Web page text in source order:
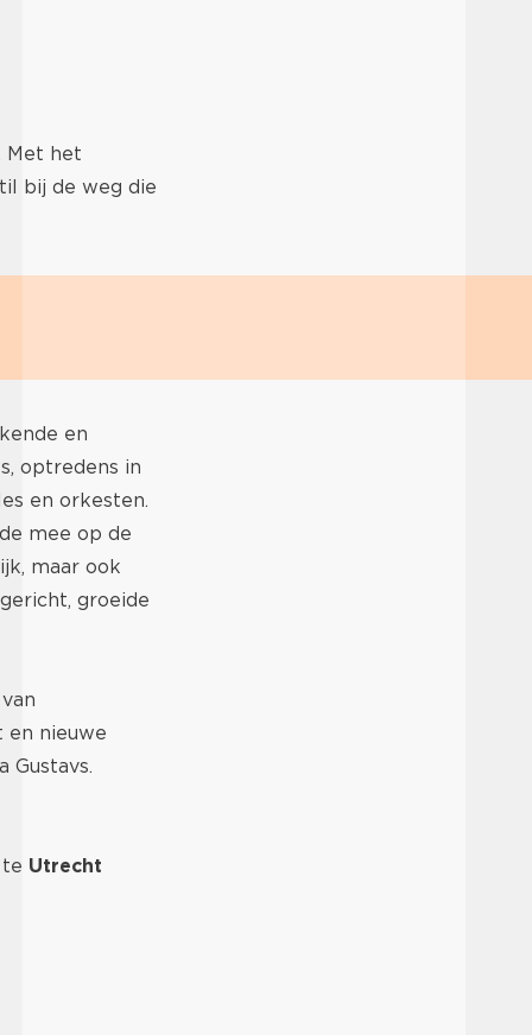
Met het
bij de weg die
en
optredens in
en orkesten.
mee op de
maar ook
groeide
en nieuwe
Gustavs.
Utrecht